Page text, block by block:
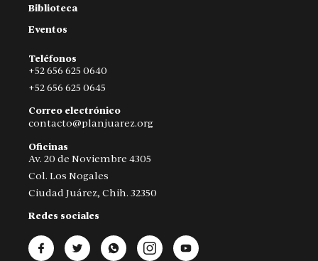
Biblioteca
Eventos
Teléfonos
+52 656 625 0640
+52 656 625 0645
Correo electrónico
contacto@planjuarez.org
Oficinas
Av. 20 de Noviembre 4305
Col. Los Nogales
Ciudad Juárez, Chih. 32350
Redes sociales